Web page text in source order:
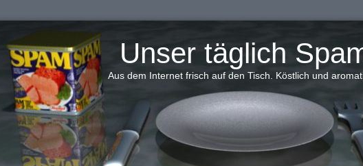
Unser täglich
Aus dem Internet frisch auf den Tisch. Köstlich und